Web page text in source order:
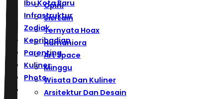
Ibu Kota Baru
Infrastruktur
Zodiak
Kepribadian
Parenting
Kuliner
Photo
Opini
Sisi Lain
Ternyata Hoax
Humaniora
Art Space
Minggu
Wisata Dan Kuliner
Arsitektur Dan Desain